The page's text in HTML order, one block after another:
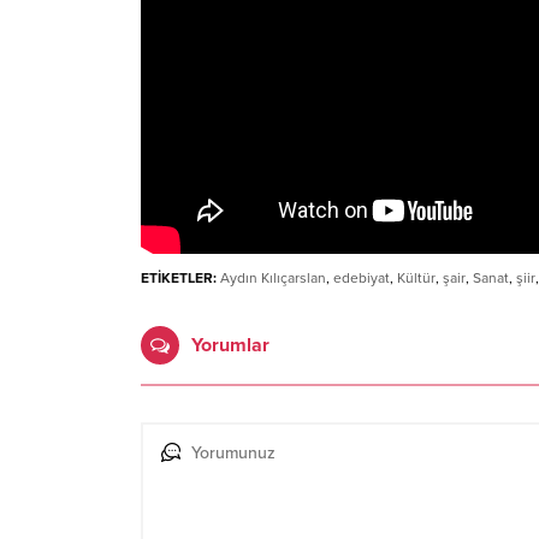
ETİKETLER: Aydın Kılıçarslan, edebiyat, Kültür, şair, Sanat, şiir,
Yorumlar